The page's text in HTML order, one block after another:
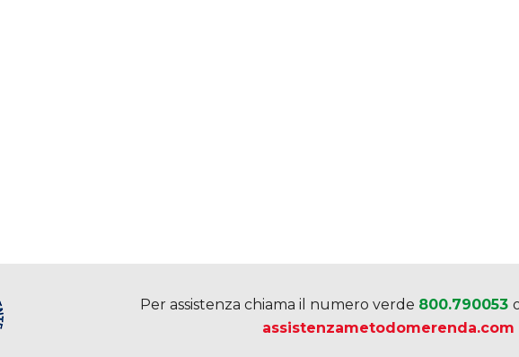
Per assistenza chiama il numero verde 800.790053
assistenzametodomerenda.com